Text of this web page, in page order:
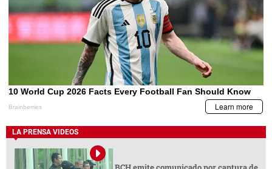
LA PRENSA VIDEOS